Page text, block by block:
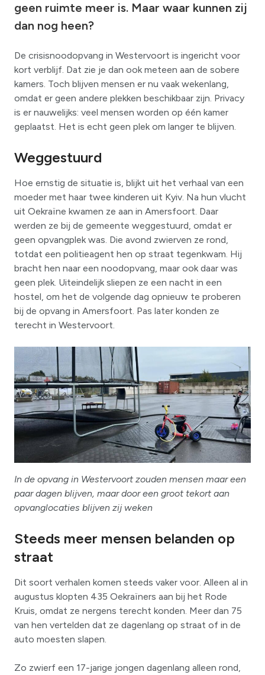
geen ruimte meer is. Maar waar kunnen zij
dan nog heen?
De crisisnoodopvang in Westervoort is ingericht voor
kort verblijf. Dat zie je dan ook meteen aan de sobere
kamers. Toch blijven mensen er nu vaak wekenlang,
omdat er geen andere plekken beschikbaar zijn. Privacy
is er nauwelijks: veel mensen worden op één kamer
geplaatst. Het is echt geen plek om langer te blijven.
Weggestuurd
Hoe ernstig de situatie is, blijkt uit het verhaal van een
moeder met haar twee kinderen uit Kyiv. Na hun vlucht
uit Oekraïne kwamen ze aan in Amersfoort. Daar
werden ze bij de gemeente weggestuurd, omdat er
geen opvangplek was. Die avond zwierven ze rond,
totdat een politieagent hen op straat tegenkwam. Hij
bracht hen naar een noodopvang, maar ook daar was
geen plek. Uiteindelijk sliepen ze een nacht in een
hostel, om het de volgende dag opnieuw te proberen
bij de opvang in Amersfoort. Pas later konden ze
terecht in Westervoort.
In de opvang in Westervoort zouden mensen maar een
paar dagen blijven, maar door een groot tekort aan
opvanglocaties blijven zij weken
Steeds meer mensen belanden op
straat
Dit soort verhalen komen steeds vaker voor. Alleen al in
augustus klopten 435 Oekraïners aan bij het Rode
Kruis, omdat ze nergens terecht konden. Meer dan 75
van hen vertelden dat ze dagenlang op straat of in de
auto moesten slapen.
Zo zwierf een 17-jarige jongen dagenlang alleen rond,